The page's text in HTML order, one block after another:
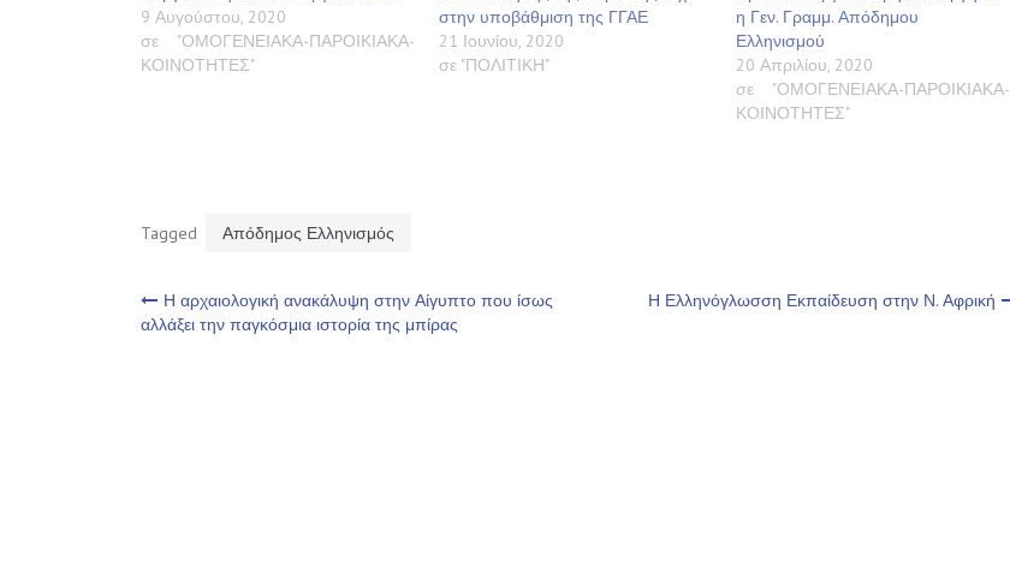
9 Αυγούστου, 2020
σε "ΟΜΟΓΕΝΕΙΑΚΑ-ΠΑΡΟΙΚΙΑΚΑ-
ΚΟΙΝΟΤΗΤΕΣ"
στην υποβάθμιση της ΓΓΑΕ
21 Ιουνίου, 2020
σε "ΠΟΛΙΤΙΚΗ"
η Γεν. Γραμμ. Απόδημου
Ελληνισμού
20 Απριλίου, 2020
σε "ΟΜΟΓΕΝΕΙΑΚΑ-ΠΑΡΟΙΚΙΑΚΑ-
ΚΟΙΝΟΤΗΤΕΣ"
Tagged Απόδημος Ελληνισμός
Πλοήγηση
Η αρχαιολογική ανακάλυψη στην Αίγυπτο που ίσως
αλλάξει την παγκόσμια ιστορία της μπίρας
Η Ελληνόγλωσση Εκπαίδευση στην Ν. Αφρική